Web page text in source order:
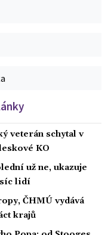
veterán schytal v
KO
už ne, ukazuje
lidí
ČHMÚ vydává
krajů